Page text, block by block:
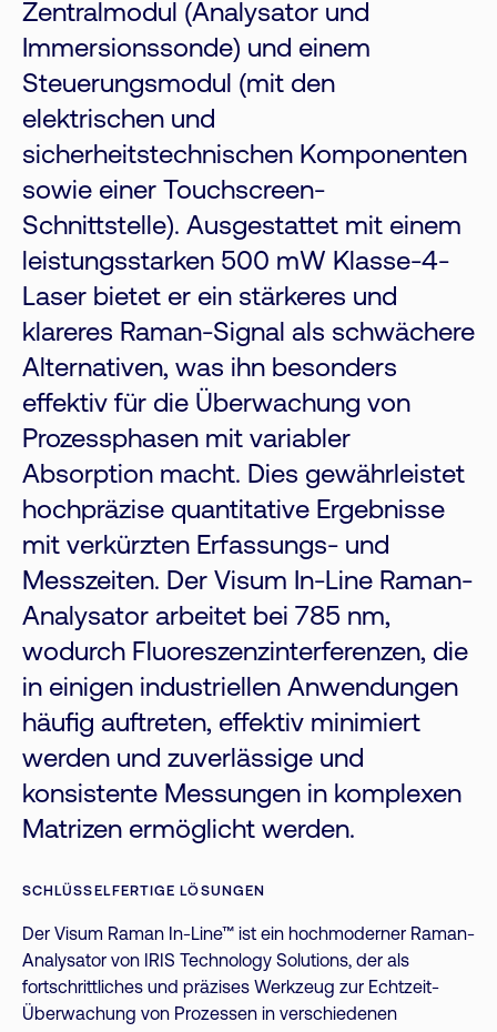
Zentralmodul (Analysator und
Immersionssonde) und einem
Steuerungsmodul (mit den
elektrischen und
sicherheitstechnischen Komponenten
sowie einer Touchscreen-
Schnittstelle). Ausgestattet mit einem
leistungsstarken 500 mW Klasse-4-
Laser bietet er ein stärkeres und
klareres Raman-Signal als schwächere
Alternativen, was ihn besonders
effektiv für die Überwachung von
Prozessphasen mit variabler
Absorption macht. Dies gewährleistet
hochpräzise quantitative Ergebnisse
mit verkürzten Erfassungs- und
Messzeiten. Der Visum In-Line Raman-
Analysator arbeitet bei 785 nm,
wodurch Fluoreszenzinterferenzen, die
in einigen industriellen Anwendungen
häufig auftreten, effektiv minimiert
werden und zuverlässige und
konsistente Messungen in komplexen
Matrizen ermöglicht werden.
SCHLÜSSELFERTIGE LÖSUNGEN
Der Visum Raman In-Line™ ist ein hochmoderner Raman-
Analysator von IRIS Technology Solutions, der als
fortschrittliches und präzises Werkzeug zur Echtzeit-
Überwachung von Prozessen in verschiedenen